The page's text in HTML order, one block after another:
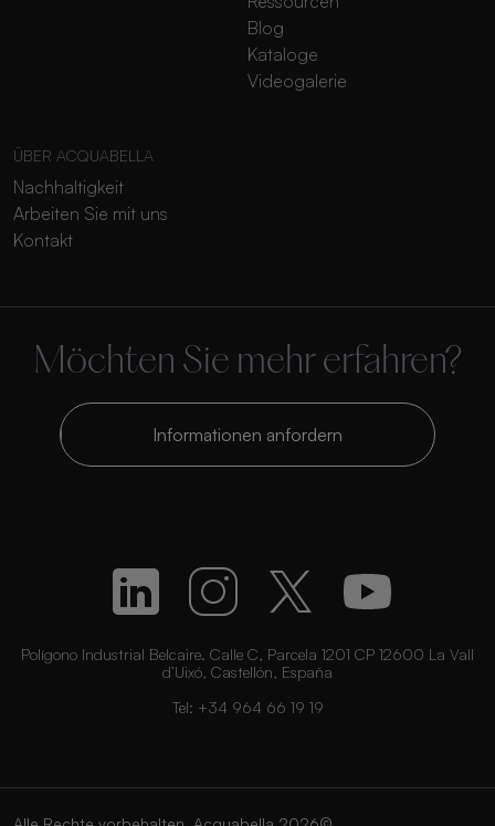
Blog
Kataloge
Videogalerie
ÜBER ACQUABELLA
Nachhaltigkeit
Arbeiten Sie mit uns
Kontakt
Möchten Sie mehr erfahren?
Informationen anfordern
Polígono Industrial Belcaire. Calle C, Parcela 1201 CP 12600 La Vall
d’Uixó, Castellón, España
Tel: +34 964 66 19 19